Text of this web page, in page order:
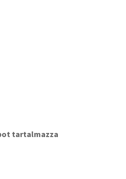
tartalmazza